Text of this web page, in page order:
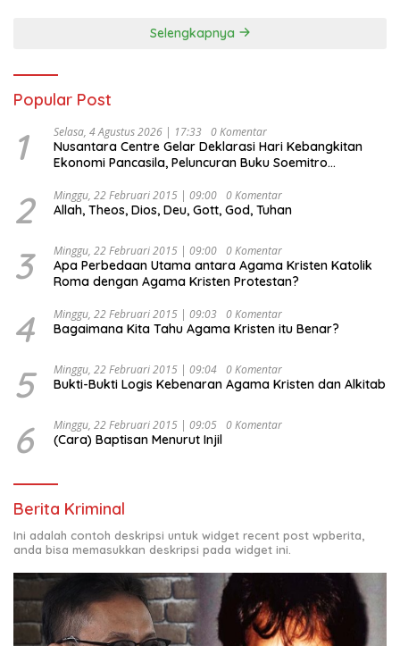
Selengkapnya
Popular Post
1 Selasa, 4 Agustus 2026 | 17:33 0 Komentar
Nusantara Centre Gelar Deklarasi Hari Kebangkitan
Ekonomi Pancasila, Peluncuran Buku Soemitro
Ekonomi Politik Indonesia) & Simposium Nasional
“Urgensi Undang-Undang Perekonomian Nasional dan
Indonesia Emas 2045”,
2 Minggu, 22 Februari 2015 | 09:00 0 Komentar
Allah, Theos, Dios, Deu, Gott, God, Tuhan
3 Minggu, 22 Februari 2015 | 09:00 0 Komentar
Apa Perbedaan Utama antara Agama Kristen Katolik
Roma dengan Agama Kristen Protestan?
4 Minggu, 22 Februari 2015 | 09:03 0 Komentar
Bagaimana Kita Tahu Agama Kristen itu Benar?
5 Minggu, 22 Februari 2015 | 09:04 0 Komentar
Bukti-Bukti Logis Kebenaran Agama Kristen dan Alkitab
6 Minggu, 22 Februari 2015 | 09:05 0 Komentar
(Cara) Baptisan Menurut Injil
Berita Kriminal
Ini adalah contoh deskripsi untuk widget recent post wpberita,
anda bisa memasukkan deskripsi pada widget ini.